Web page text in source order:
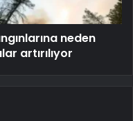
neden
artırılıyor